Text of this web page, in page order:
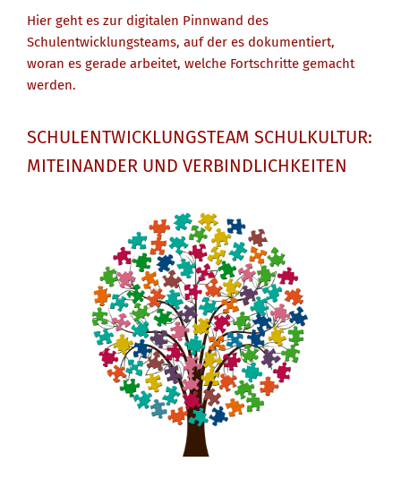
Hier geht es zur digitalen Pinnwand des
Schulentwicklungsteams, auf der es dokumentiert,
woran es gerade arbeitet, welche Fortschritte gemacht
werden.
SCHULENTWICKLUNGSTEAM SCHULKULTUR:
MITEINANDER UND VERBINDLICHKEITEN